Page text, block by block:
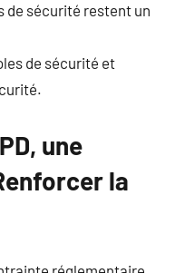
de sécurité restent un
de sécurité et
une
la